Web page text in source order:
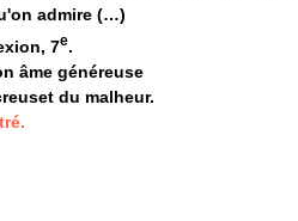
admire (…)
7e.
âme généreuse
du malheur.